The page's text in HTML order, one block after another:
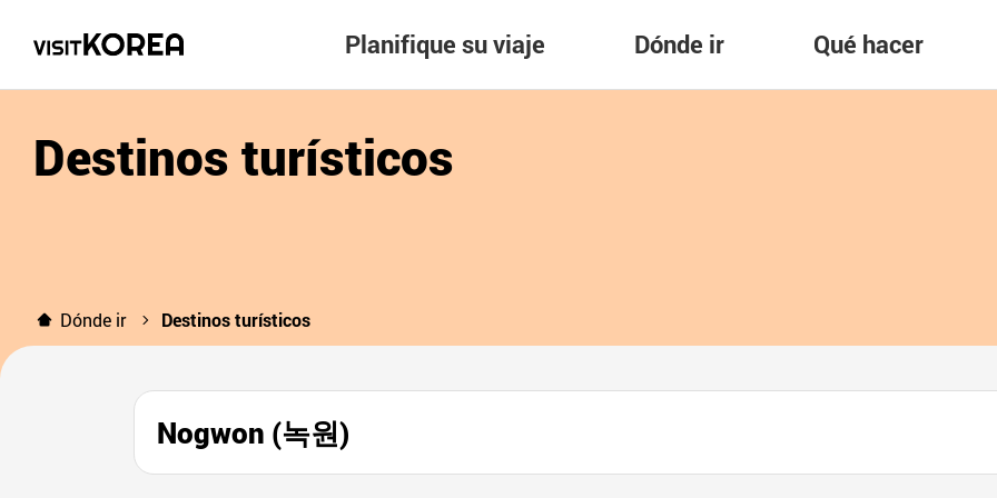
Planifique su viaje Dónde ir Qué hacer
Destinos turísticos
Dónde ir Destinos turísticos
Nogwon (녹원)